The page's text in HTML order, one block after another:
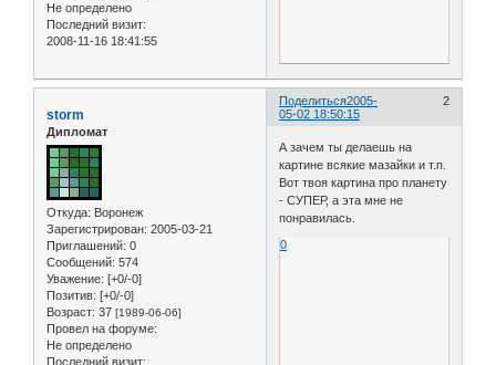
Не определено
Последний визит:
2008-11-16 18:41:55
Поделиться 2
2005-
05-02 18:50:15
storm
Дипломат
Откуда: Воронеж
Зарегистрирован: 2005-03-21
Приглашений: 0
Сообщений: 574
Уважение: [+0/-0]
Позитив: [+0/-0]
Возраст: 37 [1989-06-06]
Провел на форуме:
Не определено
Последний визит:
А зачем ты делаешь на
картине всякие мазайки и т.п.
Вот твоя картина про планету
- СУПЕР, а эта мне не
понравилась.
0